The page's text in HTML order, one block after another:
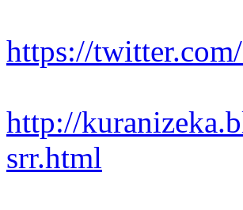
https://
http://
srr.html